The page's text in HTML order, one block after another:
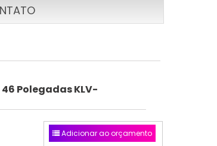
Polegadas KLV-
Adicionar ao orçamento